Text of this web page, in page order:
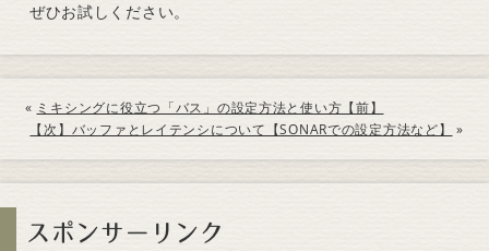
ぜひお試しください。
« ミキシングに役立つ「バス」の設定方法と使い方【前】
【次】バッファとレイテンシについて【SONARでの設定方法など】
»
スポンサーリンク